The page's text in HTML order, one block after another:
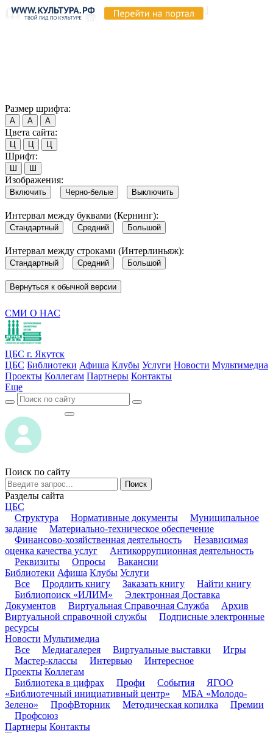
Размер шрифта:
А А А
Цвета сайта:
Ц Ц Ц
Шрифт:
Ш Ш
Изображения:
Включить Черно-белые Выключить
Интервал между буквами (Кернинг):
Стандартный Средний Большой
Интервал между строками (Интерлиньяж):
Стандартный Средний Большой
Вернуться к обычной версии
СМИ О НАС
ЦБС г. Якутск
ЦБС Библиотеки Афиша Клубы Услуги Новости Мультимедиа
Проекты Коллегам Партнеры Контакты
Еще
Поиск по сайту
Поиск
Разделы сайта
ЦБС
Структура
Нормативные документы
Муниципальное
задание
Материально-техническое обеспечение
Финансово-хозяйственная деятельность
Независимая
оценка качества услуг
Антикоррупционная деятельность
Реквизиты
Опросы
Вакансии
Библиотеки Афиша Клубы Услуги
Все
Продлить книгу Заказать книгу
Найти книгу
Библиопоиск «ИЛИМ»
Электронная Доставка
Документов
Виртуальная Справочная Служба
Архив
Виртуальной справочной службы
Подписные электронные
ресурсы
Новости Мультимедиа
Все
Медиагалерея Виртуальные выставки
Игры
Мастер-классы
Интервью
Интересное
Проекты Коллегам
Библиотека в цифрах
Профи События
ЯГОО
«Библиотечный инициативный центр»
МБА «Молодо-
Зелено»
ПрофВторник Методическая копилка
Премии
Профсоюз
Партнеры Контакты